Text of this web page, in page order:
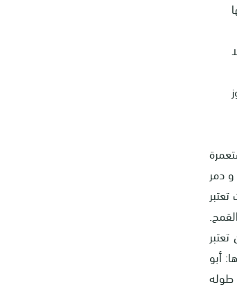
تتاخم مستعمرة
بلعين قرابة 4000 دونم، عزل و دمر
في ذلك الوقت 2كم، و كانت تعتبر
تعتبر
أبو
طوله